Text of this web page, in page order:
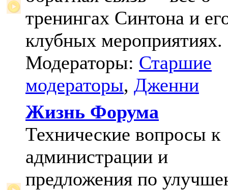
тренингах Синтона и
клубных мероприятиях.
Модераторы: Старшие
модераторы, Дженни
Жизнь Форума
Технические вопросы к
администрации и
предложения по